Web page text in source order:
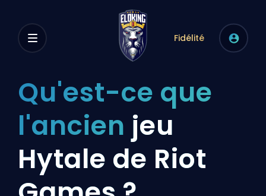
Fidélité
Qu'est-ce que
l'ancien jeu
Hytale de Riot